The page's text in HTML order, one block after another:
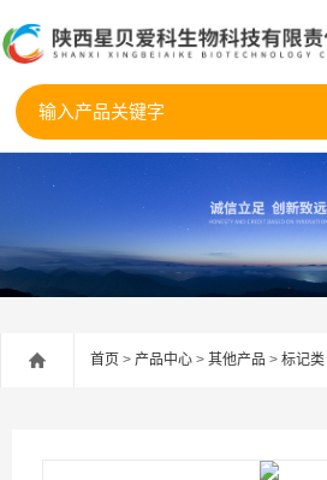
首页 > 产品中心 > 其他产品 > 标记类